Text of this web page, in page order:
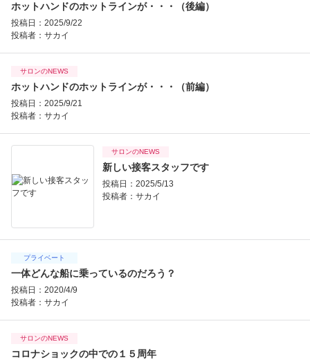
ホットハンドのホットラインが・・・（後編）
投稿日：2025/9/22
投稿者： サカイ
サロンのNEWS
ホットハンドのホットラインが・・・（前編）
投稿日：2025/9/21
投稿者： サカイ
サロンのNEWS
新しい接客スタッフです
投稿日：2025/5/13
投稿者： サカイ
プライベート
一体どんな船に乗っているのだろう？
投稿日：2020/4/9
投稿者： サカイ
サロンのNEWS
コロナショックの中での１５周年